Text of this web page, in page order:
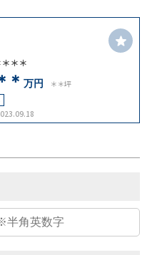
＊＊
＊ 万円
＊＊坪